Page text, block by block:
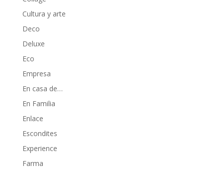
Cultura y arte
Deco
Deluxe
Eco
Empresa
En casa de…
En Familia
Enlace
Escondites
Experience
Farma